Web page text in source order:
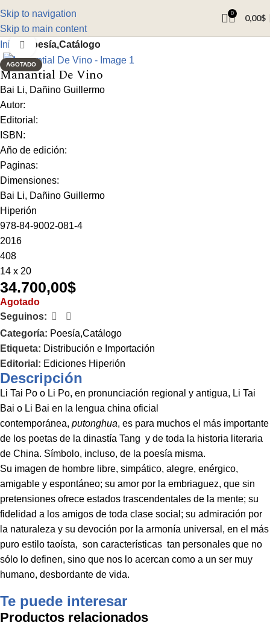
Skip to navigation
Skip to main content
0 0,00$
Inicio Poesía,Catálogo
AGOTADO
Click to enlarge
Manantial De Vino
Bai Li, Dañino Guillermo
Autor:
Editorial:
ISBN:
Año de edición:
Paginas:
Dimensiones:
Bai Li, Dañino Guillermo
Hiperión
978-84-9002-081-4
2016
408
14 x 20
34.700,00$
Agotado
Seguinos:
Categoría: Poesía,Catálogo
Etiqueta: Distribución e Importación
Editorial: Ediciones Hiperión
Descripción
Li Tai Po o Li Po, en pronunciación regional y antigua, Li Tai
Bai o Li Bai en la lengua china oficial
contemporánea, putonghua, es para muchos el más importante
de los poetas de la dinastía Tang y de toda la historia literaria
de China. Símbolo, incluso, de la poesía misma.
Su imagen de hombre libre, simpático, alegre, enérgico,
amigable y espontáneo; su amor por la embriaguez, que sin
pretensiones ofrece estados trascendentales de la mente; su
fidelidad a los amigos de toda clase social; su admiración por
la naturaleza y su devoción por la armonía universal, en el más
puro estilo taoísta, son características tan personales que no
sólo lo definen, sino que nos lo acercan como a un ser muy
humano, desbordante de vida.
Te puede interesar
Productos relacionados